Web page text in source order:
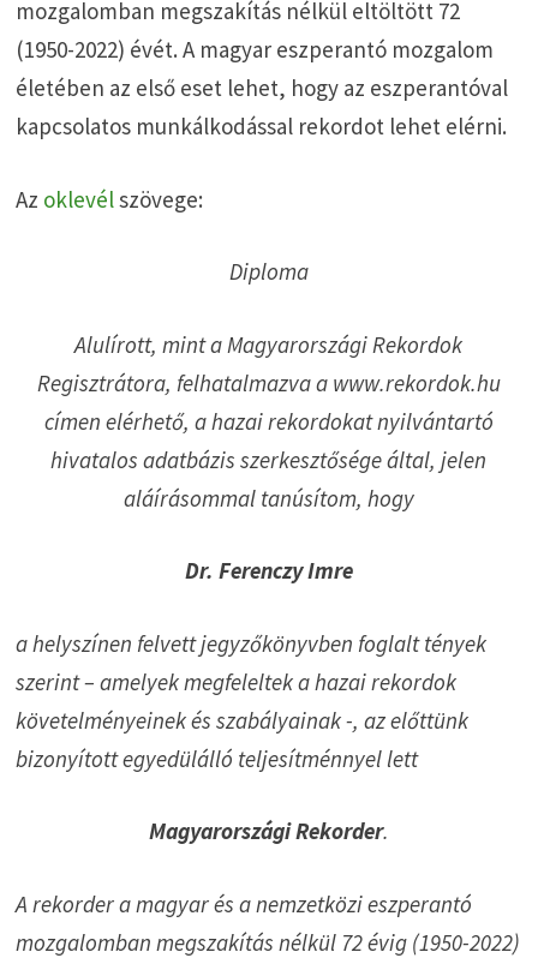
mozgalomban megszakítás nélkül eltöltött 72
(1950-2022) évét. A magyar eszperantó mozgalom
életében az első eset lehet, hogy az eszperantóval
kapcsolatos munkálkodással rekordot lehet elérni.
Az oklevélszövege:
Diploma
Alulírott, mint a Magyarországi Rekordok
Regisztrátora, felhatalmazva a www.rekordok.hu
címen elérhető, a hazai rekordokat nyilvántartó
hivatalos adatbázis szerkesztősége által, jelen
aláírásommal tanúsítom, hogy
Dr. Ferenczy Imre
a helyszínen felvett jegyzőkönyvben foglalt tények
szerint – amelyek megfeleltek a hazai rekordok
követelményeinek és szabályainak -, az előttünk
bizonyított egyedülálló teljesítménnyel lett
Magyarországi Rekorder.
A rekorder a magyar és a nemzetközi eszperantó
mozgalomban megszakítás nélkül 72 évig (1950-2022)